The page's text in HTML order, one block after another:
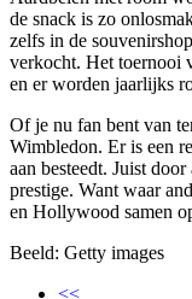
de snack is zo
zelfs in de
verkocht. Het toernooi
en er worden jaarlijks
Of je nu fan bent van
Wimbledon. Er is een
aan besteedt. Juist
prestige. Want waar
en Hollywood samen
Beeld: Getty images
<<